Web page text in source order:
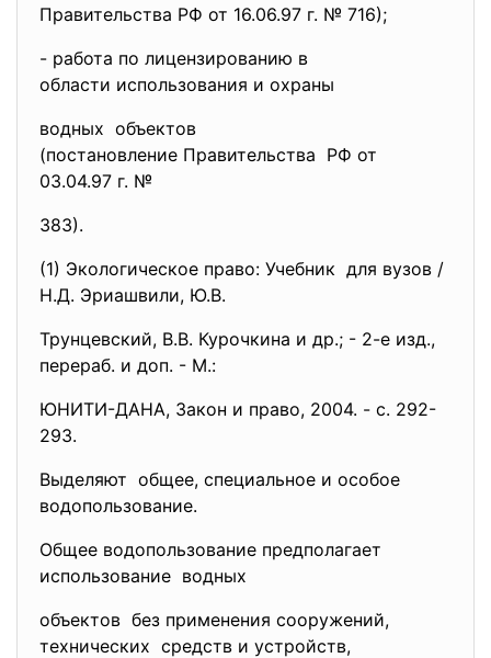
Правительства РФ от 16.06.97 г. № 716);
- работа по лицензированию в
области использования и охраны
водных объектов
(постановление Правительства РФ от
03.04.97 г. №
383).
(1) Экологическое право: Учебник для вузов /
Н.Д. Эриашвили, Ю.В.
Трунцевский, В.В. Курочкина и др.; - 2-е изд.,
перераб. и доп. - М.:
ЮНИТИ-ДАНА, Закон и право, 2004. - с. 292-
293.
Выделяют общее, специальное и особое
водопользование.
Общее водопользование предполагает
использование водных
объектов без применения сооружений,
технических средств и устройств,